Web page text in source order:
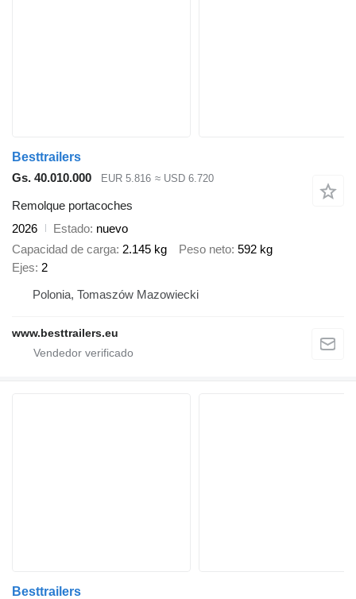
Besttrailers
Gs. 40.010.000
EUR 5.816 ≈ USD 6.720
Remolque portacoches
2026
Estado nuevo
Capacidad de carga 2.145 kg Peso neto 592 kg
Ejes 2
Polonia, Tomaszów Mazowiecki
www.besttrailers.eu
Besttrailers